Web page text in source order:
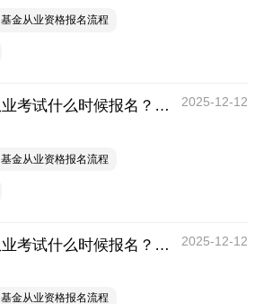
基金从业资格报名流程
2026年重庆基金从业考试什么时候报名？要提前注册吗？ 2025-12-12
基金从业资格报名流程
2026年河南基金从业考试什么时候报名？要提前注册吗？ 2025-12-12
基金从业资格报名流程